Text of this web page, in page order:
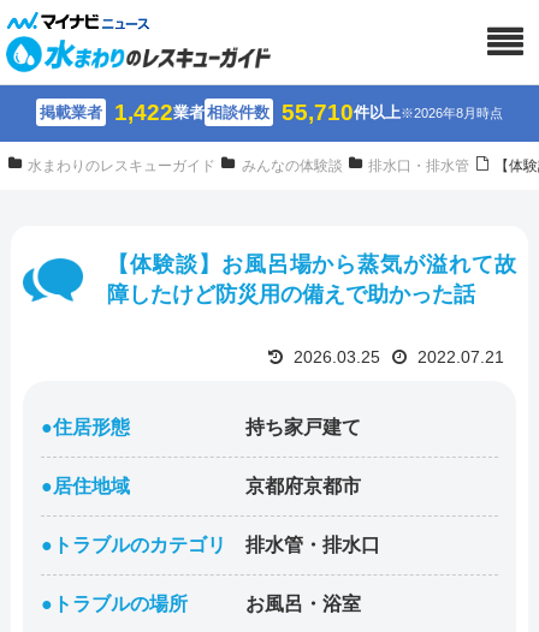
掲載業者 1,422業者相談件数 55,710件以上※2026年8月時点
水まわりのレスキューガイド みんなの体験談 排水口・排水管 【体
【体験談】お風呂場から蒸気が溢れて故
障したけど防災用の備えで助かった話
2026.03.25 2022.07.21
●住居形態 持ち家戸建て
●居住地域 京都府京都市
●トラブルのカテゴリ 排水管・排水口
●トラブルの場所 お風呂・浴室